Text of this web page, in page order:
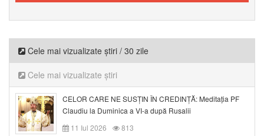
Cele mai vizualizate știri / 30 zile
Cele mai vizualizate știri
CELOR CARE NE SUSȚIN ÎN CREDINȚĂ: Meditația PF
Claudiu la Duminica a VI-a după Rusalii
11 Iul 2026
813